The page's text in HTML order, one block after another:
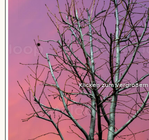
Klicken zum Vergrößern